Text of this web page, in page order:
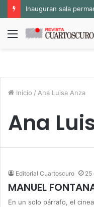
Menú
Inicio / Ana Luisa Anza
Ana
Editorial Cuartoscuro 25
MANUEL
En un solo párrafo, el